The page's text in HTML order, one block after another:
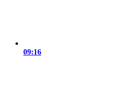
09:16